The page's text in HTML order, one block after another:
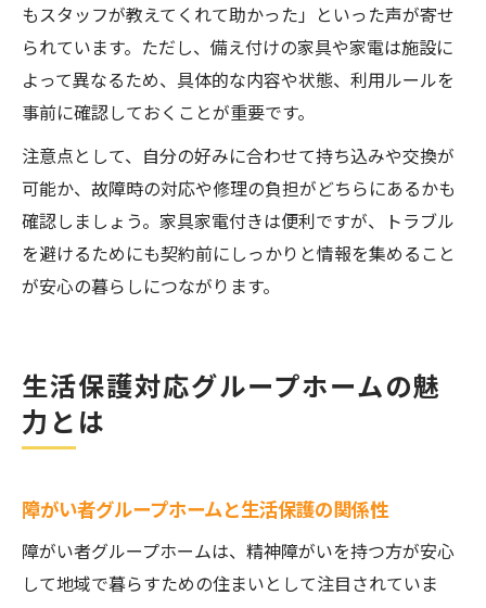
もスタッフが教えてくれて助かった」といった声が寄せ
られています。ただし、備え付けの家具や家電は施設に
よって異なるため、具体的な内容や状態、利用ルールを
事前に確認しておくことが重要です。
注意点として、自分の好みに合わせて持ち込みや交換が
可能か、故障時の対応や修理の負担がどちらにあるかも
確認しましょう。家具家電付きは便利ですが、トラブル
を避けるためにも契約前にしっかりと情報を集めること
が安心の暮らしにつながります。
生活保護対応グループホームの魅
力とは
障がい者グループホームと生活保護の関係性
障がい者グループホームは、精神障がいを持つ方が安心
して地域で暮らすための住まいとして注目されていま